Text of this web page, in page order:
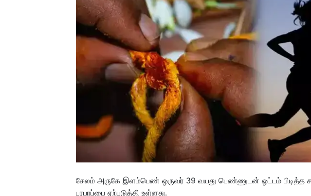
சேலம் அருகே இளம்பெண் ஒருவர் 39 வயது பெண்ணுடன் ஓட்டம் பிடித்த
பரபரப்பை ஏற்படுத்தி உள்ளது.